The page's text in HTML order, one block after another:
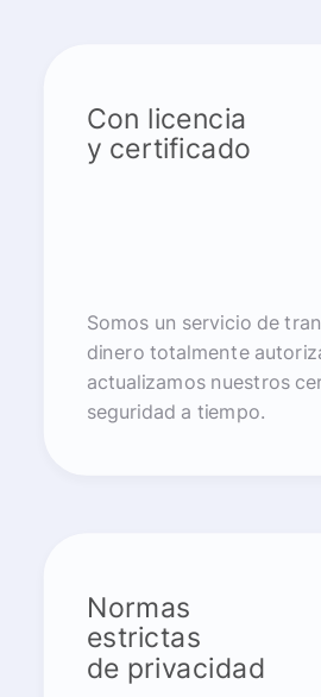
Con licencia
y certificado
Somos un servicio de
dinero totalmente
actualizamos nuestros
seguridad a tiempo.
Normas
estrictas
de privacidad